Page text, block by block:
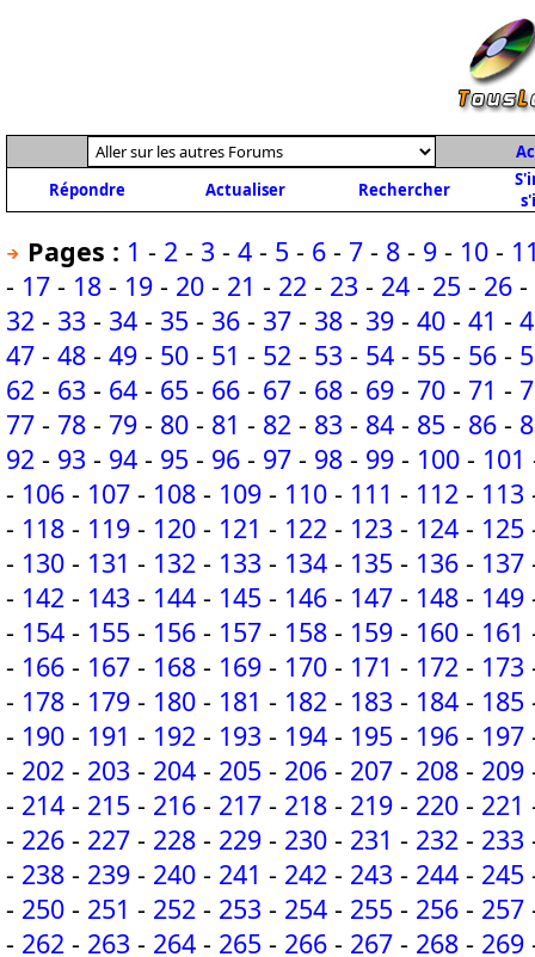
Répondre
Actualiser Rechercher
Pages : 1 - 2 - 3 - 4 - 5 - 6 - 7 - 8 - 9 - 10 -
- 17 - 18 - 19 - 20 - 21 - 22 - 23 - 24 - 25 - 26 -
32 - 33 - 34 - 35 - 36 - 37 - 38 - 39 - 40 - 41 -
47 - 48 - 49 - 50 - 51 - 52 - 53 - 54 - 55 - 56 -
62 - 63 - 64 - 65 - 66 - 67 - 68 - 69 - 70 - 71 -
77 - 78 - 79 - 80 - 81 - 82 - 83 - 84 - 85 - 86 -
92 - 93 - 94 - 95 - 96 - 97 - 98 - 99 - 100 - 101
- 106 - 107 - 108 - 109 - 110 - 111 - 112 - 113
- 118 - 119 - 120 - 121 - 122 - 123 - 124 - 125
- 130 - 131 - 132 - 133 - 134 - 135 - 136 - 137
- 142 - 143 - 144 - 145 - 146 - 147 - 148 - 149
- 154 - 155 - 156 - 157 - 158 - 159 - 160 - 161
- 166 - 167 - 168 - 169 - 170 - 171 - 172 - 173
- 178 - 179 - 180 - 181 - 182 - 183 - 184 - 185
- 190 - 191 - 192 - 193 - 194 - 195 - 196 - 197
- 202 - 203 - 204 - 205 - 206 - 207 - 208 - 209
- 214 - 215 - 216 - 217 - 218 - 219 - 220 - 221
- 226 - 227 - 228 - 229 - 230 - 231 - 232 - 233
- 238 - 239 - 240 - 241 - 242 - 243 - 244 - 245
- 250 - 251 - 252 - 253 - 254 - 255 - 256 - 257
- 262 - 263 - 264 - 265 - 266 - 267 - 268 - 269